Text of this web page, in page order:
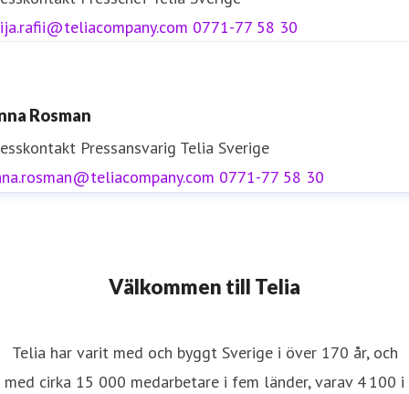
0771-77 58 30
Rosman
Pressansvarig Telia Sverige
0771-77 58 30
Välkommen till Telia
Telia har varit med och byggt Sverige i över 170 år, och
med cirka 15 000 medarbetare i fem länder, varav 4 100 i